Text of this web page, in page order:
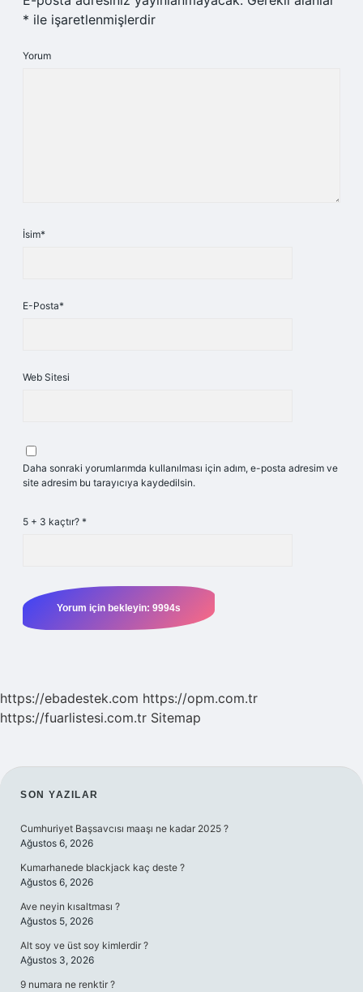
* ile işaretlenmişlerdir
Yorum
İsim*
E-Posta*
Web Sitesi
Daha sonraki yorumlarımda kullanılması için adım, e-posta adresim ve
site adresim bu tarayıcıya kaydedilsin.
5 + 3 kaçtır? *
https://ebadestek.com https://opm.com.tr
https://fuarlistesi.com.tr Sitemap
SIDEBAR
SON YAZILAR
Cumhuriyet Başsavcısı maaşı ne kadar 2025 ?
Ağustos 6, 2026
Kumarhanede blackjack kaç deste ?
Ağustos 6, 2026
Ave neyin kısaltması ?
Ağustos 5, 2026
Alt soy ve üst soy kimlerdir ?
Ağustos 3, 2026
9 numara ne renktir ?